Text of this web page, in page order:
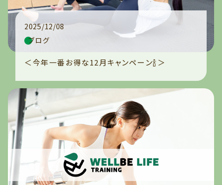
2025/12/08
ブログ
＜今年一番お得な12月キャンペーン🍾＞